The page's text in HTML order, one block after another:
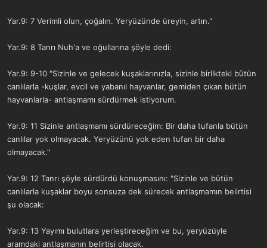
Yar.9: 7 Verimli olun, çoğalın. Yeryüzünde üreyin, artın."
Yar.9: 8 Tanrı Nuh'a ve oğullarına şöyle dedi:
Yar.9: 9-10 "Sizinle ve gelecek kuşaklarınızla, sizinle birlikteki bütün
canlılarla -kuşlar, evcil ve yabanıl hayvanlar, gemiden çıkan bütün
hayvanlarla- antlaşmamı sürdürmek istiyorum.
Yar.9: 11 Sizinle antlaşmamı sürdüreceğim: Bir daha tufanla bütün
canlılar yok olmayacak. Yeryüzünü yok eden tufan bir daha
olmayacak."
Yar.9: 12 Tanrı şöyle sürdürdü konuşmasını: "Sizinle ve bütün
canlılarla kuşaklar boyu sonsuza dek sürecek antlaşmamın belirtisi
şu olacak:
Yar.9: 13 Yayımı bulutlara yerleştireceğim ve bu, yeryüzüyle
aramdaki antlaşmanın belirtisi olacak.